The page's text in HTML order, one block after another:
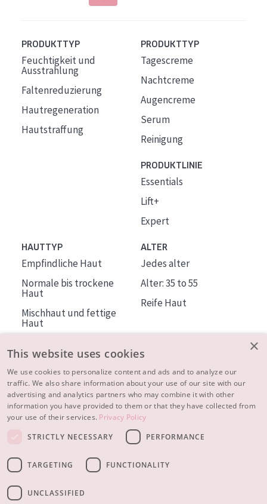
PRODUKTTYP
Feuchtigkeit und
Ausstrahlung
Faltenreduzierung
Hautregeneration
Hautstraffung
PRODUKTTYP
Tagescreme
Nachtcreme
Augencreme
Serum
Reinigung
PRODUKTLINIE
Essentials
Lift+
Expert
HAUTTYP
Empfindliche Haut
Normale bis trockene
Haut
Mischhaut und fettige
Haut
Haut
ALTER
Jedes alter
Alter: 35 to 55
Reife Haut
ÜBER DIADERMINE
Mehr über uns
Inspiration
×
This website uses cookies
We use cookies to personalize content and ads and to analyze our
traffic. We also share information about your use of our site with our
advertising and analytics partners who may combine it with other
information you have provided to them or that they have collected from
your use of their services. Privacy Policy
STRICTLY NECESSARY
PERFORMANCE
TARGETING FUNCTIONALITY
UNCLASSIFIED